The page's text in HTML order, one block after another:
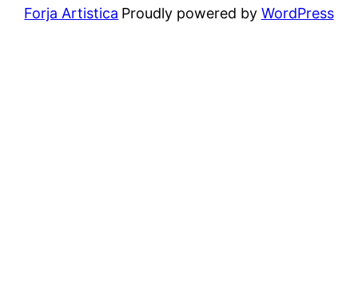
Forja Artistica Proudly powered by WordPress